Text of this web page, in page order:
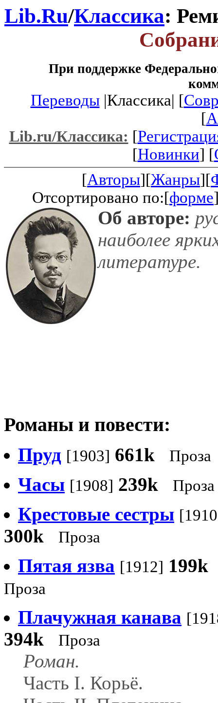
Lib.Ru/Классика:
При поддержке
Переводы|Классика| [
[
Lib.ru/Классика: [
[Новинки] [
[Авторы][Жанры][
Отсортировано по:[форме
Об авторе:
наиболее
литературе.
Романы и повести:
Пруд [1903] 661k Проза
Часы [1908] 239k Проза
Крестовые сестры
300k Проза
Пятая язва [1912] 199k
Проза
Плачужная канава
394k Проза
Роман.
Часть I. Корьё.